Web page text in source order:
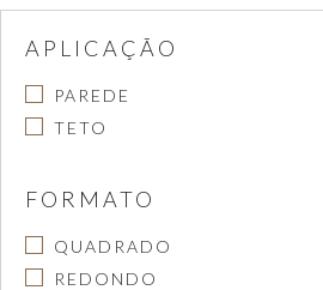
APLICAÇÃO
PAREDE
TETO
FORMATO
QUADRADO
REDONDO